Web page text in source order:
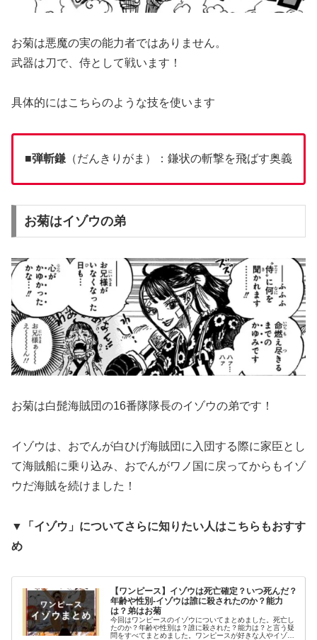
お菊は悪魔の実の能力者ではありません。
武器は刀で、侍として戦います！
具体的にはこちらのような技を使います
■弾斬鎌 （だんきりがま）：鎌状の斬撃を飛ばす奥義
お菊はイゾウの弟
お菊は白髭海賊団の16番隊隊長のイゾウの弟です！
イゾウは、おでんが白ひげ海賊団に入団する際に家臣とし
て海賊船に乗り込み、おでんがワノ国に戻ってからもイゾ
ウだ海賊を続けました！
▼「イゾウ」についてさらに知りたい人はこちらもおすす
め
【ワンピース】イゾウは死亡確定？いつ死んだ？
年齢や性別-イゾウは誰に殺されたのか？能力
は？弟はお菊
今回はワンピースのイゾウについてまとめました。死亡し
たのか？年齢や性別は？誰に殺された？能力は？と言う疑
問をすべてまとめました。ワンピースが好きな人やイゾウ